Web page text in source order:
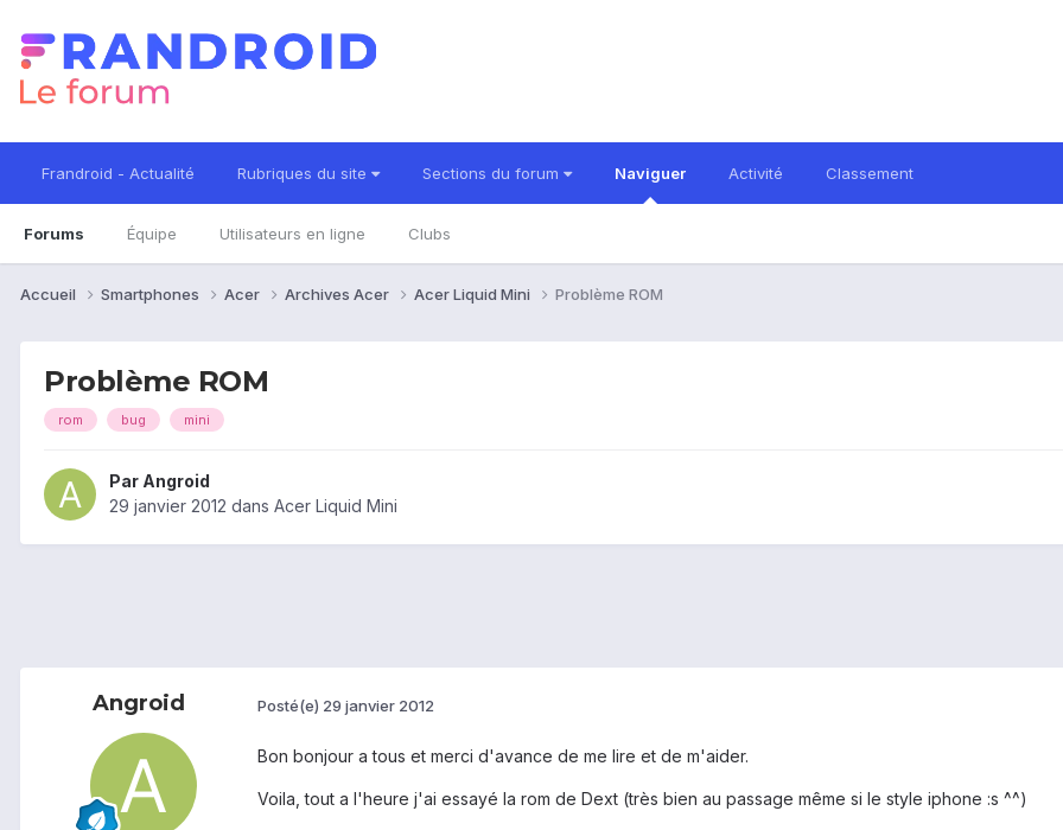
Frandroid - Actualité Rubriques du site Sections du forum Naviguer
Forums Équipe Utilisateurs en ligne Clubs
Activité Classement
Accueil Smartphones Acer Archives Acer Acer Liquid Mini Problème ROM
Problème ROM
rom bug mini
Par Angroid
29 janvier 2012 dans Acer Liquid Mini
Angroid Posté(e) 29 janvier 2012
Bon bonjour a tous et merci d'avance de me lire et de m'aider.
Voila, tout a l'heure j'ai essayé la rom de Dext (très bien au passage même si le style iphone :s ^^)